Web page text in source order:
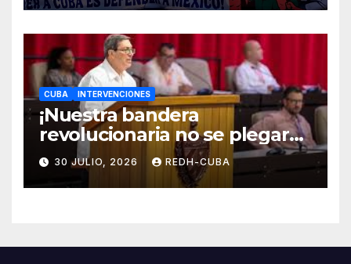
CUBA INTERVENCIONES
¡Nuestra bandera
revolucionaria no se plegará
jamás! Por Bruno Rodríguez
Parrilla
30 JULIO, 2026 REDH-CUBA